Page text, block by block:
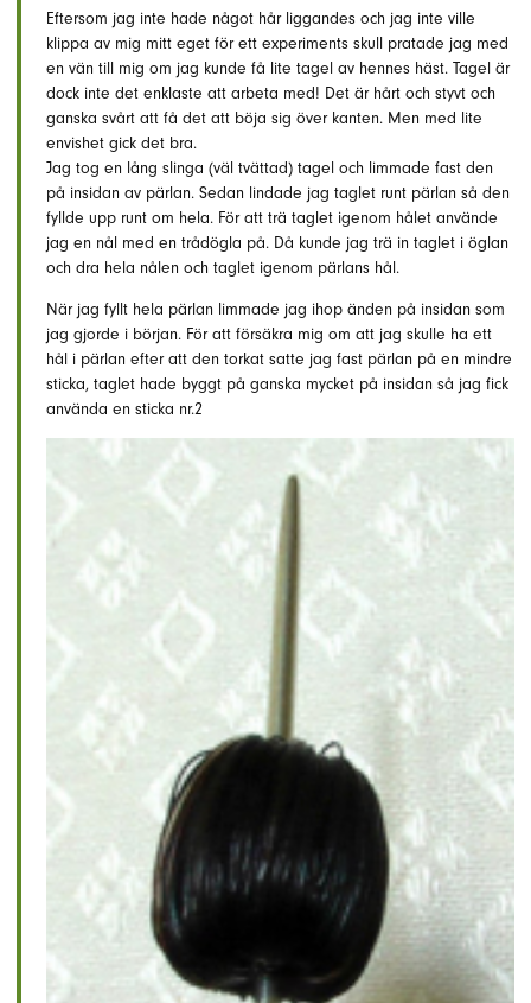
Eftersom jag inte hade något hår liggandes och jag inte ville
klippa av mig mitt eget för ett experiments skull pratade jag med
en vän till mig om jag kunde få lite tagel av hennes häst. Tagel är
dock inte det enklaste att arbeta med! Det är hårt och styvt och
ganska svårt att få det att böja sig över kanten. Men med lite
envishet gick det bra.
Jag tog en lång slinga (väl tvättad) tagel och limmade fast den
på insidan av pärlan. Sedan lindade jag taglet runt pärlan så den
fyllde upp runt om hela. För att trä taglet igenom hålet använde
jag en nål med en trådögla på. Då kunde jag trä in taglet i öglan
och dra hela nålen och taglet igenom pärlans hål.
När jag fyllt hela pärlan limmade jag ihop änden på insidan som
jag gjorde i början. För att försäkra mig om att jag skulle ha ett
hål i pärlan efter att den torkat satte jag fast pärlan på en mindre
sticka, taglet hade byggt på ganska mycket på insidan så jag fick
använda en sticka nr.2